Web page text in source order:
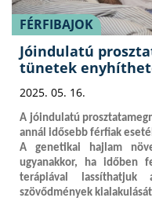
FÉRFIBAJOK
Jóindulatú
tünetek
2025. 05. 16.
A jóindulatú
annál idősebb férfiak
A genetikai hajlam
ugyanakkor, ha időben
terápiával
szövődmények